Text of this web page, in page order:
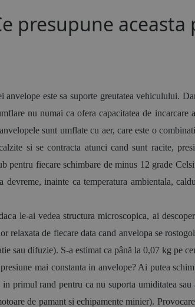
presupune
este sa suporte greutatea vehiculului.
nu numai ca ofera capacitatea de
sunt umflate cu aer, care este o
si se contracta atunci cand sunt racite,
pentru fiecare schimbare de minus 12 grade
inainte ca temperatura ambientala,
le-ai vedea structura microscopica, ai
relaxata de fiecare data cand anvelopa se
sau difuzie). S-a estimat ca până la 0,07 kg pe
mai constanta in anvelope? Ai putea
primul rand pentru ca nu suporta umiditatea
de pamant si echipamente minier).